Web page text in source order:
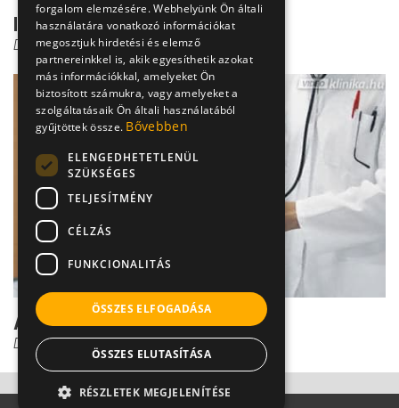
Ilyen a tüdőembólia
Dr. Borbényi Erika
A tüdőembólia kezelése
Dr. Mucsi János
forgalom elemzésére. Webhelyünk Ön általi
használatára vonatkozó információkat
megosztjuk hirdetési és elemző
partnereinkkel is, akik egyesíthetik azokat
más információkkal, amelyeket Ön
biztosított számukra, vagy amelyeket a
szolgáltatásaik Ön általi használatából
gyűjtöttek össze. Bővebben
ELENGEDHETETLENÜL
SZÜKSÉGES
TELJESÍTMÉNY
CÉLZÁS
FUNKCIONALITÁS
ÖSSZES ELFOGADÁSA
ÖSSZES ELUTASÍTÁSA
RÉSZLETEK MEGJELENÍTÉSE